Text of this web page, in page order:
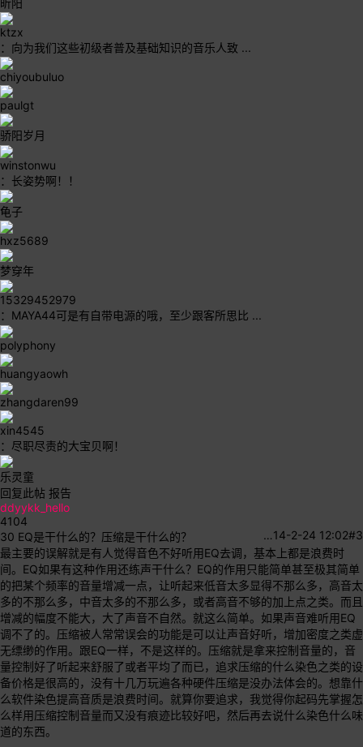
ktzx
：向为我们这些初级者普及基础知识的音乐人致 ...
chiyoubuluo
paulgt
骄阳岁月
winstonwu
：长姿势啊！！
龟子
hxz5689
梦穿年
15329452979
：MAYA44可是有自带电源的哦，至少跟客所思比 ...
polyphony
huangyaowh
zhangdaren99
xin4545
：尽职尽责的大宝贝啊！
乐灵童
回复此帖 报告
ddyykk_hello
4104
#3
14-2-24 12:02
…
30 EQ是干什么的？压缩是干什么的？
最主要的误解就是有人觉得音色不好听用EQ去调，基本上都是浪费时
间。EQ如果有这种作用还练声干什么？EQ的作用只能简单甚至极其简单
的把某个频率的音量增减一点，让听起来低音太多显得不那么多，高音太
多的不那么多，中音太多的不那么多，或者高音不够的加上点之类。而且
增减的幅度不能大，大了声音不自然。就这么简单。如果声音难听用EQ
调不了的。压缩被人常常误会的功能是可以让声音好听，增加密度之类虚
无缥缈的作用。跟EQ一样，不是这样的。压缩就是拿来控制音量的，音
量控制好了听起来舒服了或者平均了而已，追求压缩的什么染色之类的设
备价格是很高的，没有十几万玩遍各种硬件压缩是没办法体会的。想靠什
么软件染色提高音质是浪费时间。就算你要追求，我觉得你起码先掌握怎
么样用压缩控制音量而又没有痕迹比较好吧，然后再去说什么染色什么味
道的东西。